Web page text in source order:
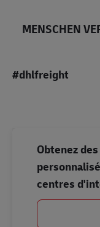
MENSCHEN
#dhlfreight
Obtenez
centres